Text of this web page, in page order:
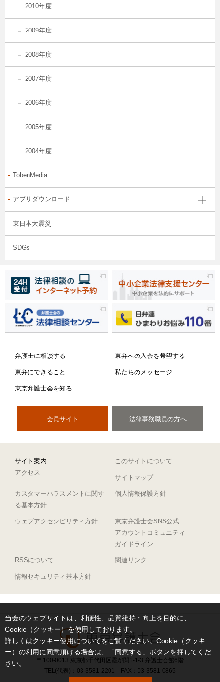
2010年度
2009年度
2008年度
2007年度
2006年度
2005年度
2004年度
TobenMedia
アプリダウンロード
東日本大震災
SDGs
当会のウェブサイトは、利便性、品質維持・向上を目的に、
Cookie（クッキー）を使用しております。
詳しくはクッキー使用についてをご覧ください。Cookie（クッキ
ー）の利用に同意頂ける場合は、「同意する」ボタンを押してくだ
さい。
弁護士に相談する 東弁への入会を希望する
東弁にできること 私たちのメッセージ
東京弁護士会を知る
会員サイト 法律事務職員の方へ
サイト案内
このサイトについて
アクセス
サイトマップ
カスタマーハラスメントに関す
る基本方針
個人情報保護方針
ウェブアクセシビリティ方針
東京弁護士会SNS公式
アカウントコミュニティ
ガイドライン
RSSについて 関連リンク
情報セキュリティ基本方針
〒100-0013 東京都千代田区霞が関1-1-3 弁護士会館6階
TEL(代表)：03-3581-2201 FAX：03-3581-0865